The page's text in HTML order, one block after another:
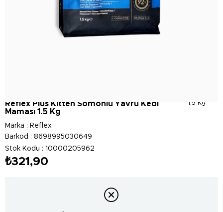
1,5 Kg
Reflex Plus Kitten Somonlu Yavru Kedi
Maması 1.5 Kg
Marka : Reflex
Barkod : 8698995030649
Stok Kodu
10000205962
₺321,90